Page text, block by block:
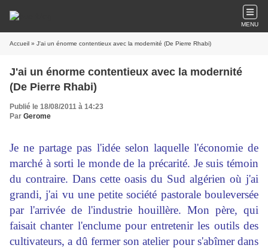
MENU
Accueil » J'ai un énorme contentieux avec la modernité (De Pierre Rhabi)
J'ai un énorme contentieux avec la modernité
(De Pierre Rhabi)
Publié le 18/08/2011 à 14:23
Par Gerome
Je ne partage pas l'idée selon laquelle l'économie de
marché à sorti le monde de la précarité. Je suis témoin
du contraire. Dans cette oasis du Sud algérien où j'ai
grandi, j'ai vu une petite société pastorale bouleversée
par l'arrivée de l'industrie houillère. Mon père, qui
faisait chanter l'enclume pour entretenir les outils des
cultivateurs, a dû fermer son atelier pour s'abîmer dans